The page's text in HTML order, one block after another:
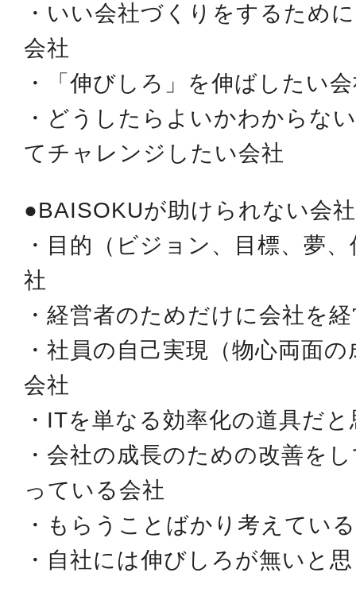
・いい会社づくりをするため
会社
・「伸びしろ」を伸ばしたい
・どうしたらよいかわからな
てチャレンジしたい会社
●BAISOKUが助けられない会社
・目的（ビジョン、目標、夢
社
・経営者のためだけに会社を
・社員の自己実現（物心両面
会社
・ITを単なる効率化の道具だ
・会社の成長のための改善を
っている会社
・もらうことばかり考えてい
・自社には伸びしろが無いと